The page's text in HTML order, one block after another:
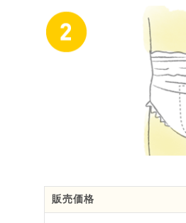
販売価格